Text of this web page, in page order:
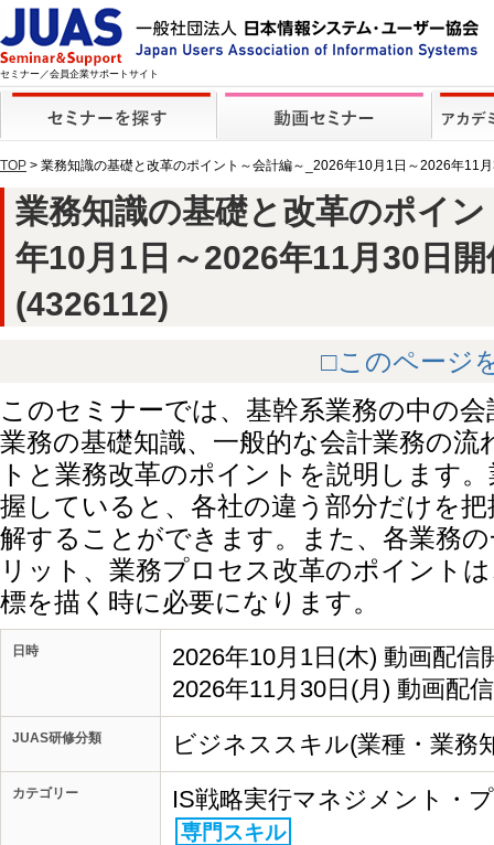
セミナー／会員企業サポートサイト
TOP > 業務知識の基礎と改革のポイント～会計編～_2026年10月1日～2026年11
業務知識の基礎と改革のポイ
年10月1日～2026年11月30日
(4326112)
□このページ
このセミナーでは、基幹系業務の中の
業務の基礎知識、一般的な会計業務の
トと業務改革のポイントを説明します
握していると、各社の違う部分だけを
解することができます。また、各業務
リット、業務プロセス改革のポイント
標を描く時に必要になります。
日時
2026年10月1日(木) 動画配信
2026年11月30日(月) 動画配
JUAS研修分類 ビジネススキル(業種・業務
カテゴリー IS戦略実行マネジメント・
専門スキル